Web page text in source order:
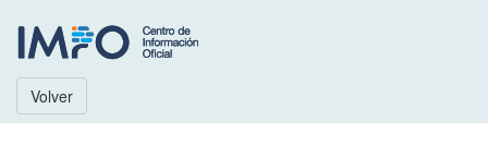
Volver